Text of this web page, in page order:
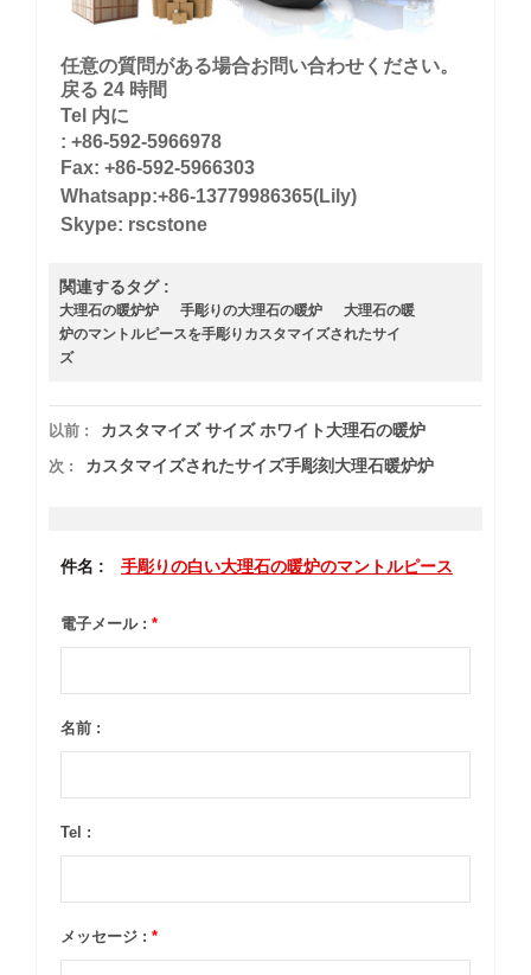
任意の質問がある場合お問い合わせください。
戻る 24 時間
Tel 内に
: +86-592-5966978
Fax: +86-592-5966303
Whatsapp:+86-13779986365(Lily)
Skype: rscstone
関連するタグ :
大理石の暖炉炉 手彫りの大理石の暖炉
大理石の暖
炉のマントルピースを手彫りカスタマイズされたサイ
ズ
以前 : カスタマイズ サイズ ホワイト大理石の暖炉
次 : カスタマイズされたサイズ手彫刻大理石暖炉炉
件名 : 手彫りの白い大理石の暖炉のマントルピース
電子メール : *
名前 :
Tel :
メッセージ : *